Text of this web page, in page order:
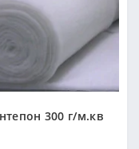
300 г/м.кв